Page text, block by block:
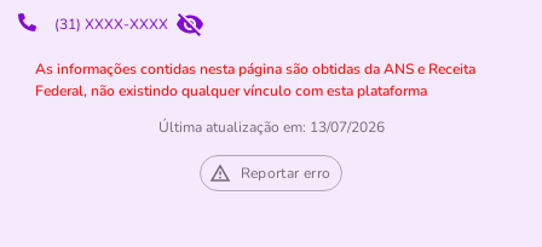
(31) XXXX-XXXX
As informações contidas nesta página são obtidas da ANS e Receita
Federal, não existindo qualquer vínculo com esta plataforma
Última atualização em: 13/07/2026
Reportar erro